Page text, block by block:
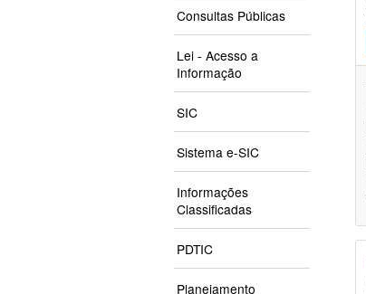
Consultas Públicas
Lei - Acesso a
Informação
SIC
Sistema e-SIC
Informações
Classificadas
PDTIC
Planejamento